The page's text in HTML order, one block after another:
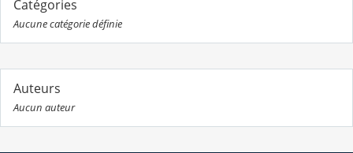
Catégories
Aucune catégorie définie
Auteurs
Aucun auteur